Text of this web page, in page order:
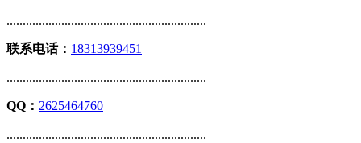
..............................................................
联系电话： 18313939451
..............................................................
QQ： 2625464760
..............................................................